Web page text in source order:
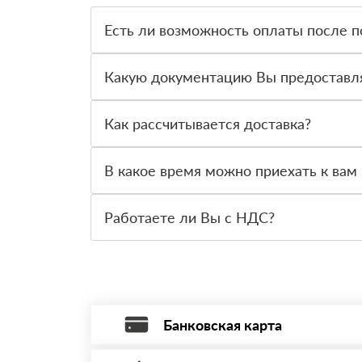
Есть ли возможность оплаты после
вправе от него отказаться.
Какую документацию Вы
Как рассчитывается доставка?
стоимости и сроков доставки, которые
В какое время можно приехать к вам
Работаете ли Вы с НДС?
Банковская карта